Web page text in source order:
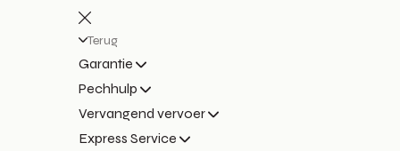
Terug
Garantie
Pechhulp
Vervangend vervoer
Express Service